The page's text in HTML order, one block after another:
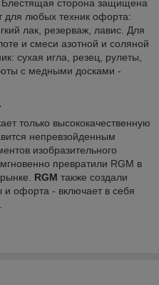
Блестящая сторона защищена
для любых техник офорта:
лак, резерваж, лавис. Для
и смеси азотной и соляной
сухая игла, резец, рулеты,
с медными досками -
только высококачественную
непревзойденным
изобразительного
превратили RGM в
RGM также создали
и офорта - включает в себя